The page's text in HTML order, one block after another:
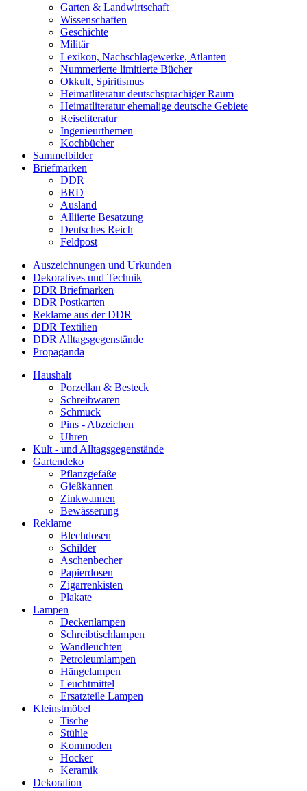
Garten & Landwirtschaft
Wissenschaften
Geschichte
Militär
Lexikon, Nachschlagewerke, Atlanten
Nummerierte limitierte Bücher
Okkult, Spiritismus
Heimatliteratur deutschsprachiger Raum
Heimatliteratur ehemalige deutsche Gebiete
Reiseliteratur
Ingenieurthemen
Kochbücher
Sammelbilder
Briefmarken
DDR
BRD
Ausland
Alliierte Besatzung
Deutsches Reich
Feldpost
Auszeichnungen und Urkunden
Dekoratives und Technik
DDR Briefmarken
DDR Postkarten
Reklame aus der DDR
DDR Textilien
DDR Alltagsgegenstände
Propaganda
Haushalt
Porzellan & Besteck
Schreibwaren
Schmuck
Pins - Abzeichen
Uhren
Kult - und Alltagsgegenstände
Gartendeko
Pflanzgefäße
Gießkannen
Zinkwannen
Bewässerung
Reklame
Blechdosen
Schilder
Aschenbecher
Papierdosen
Zigarrenkisten
Plakate
Lampen
Deckenlampen
Schreibtischlampen
Wandleuchten
Petroleumlampen
Hängelampen
Leuchtmittel
Ersatzteile Lampen
Kleinstmöbel
Tische
Stühle
Kommoden
Hocker
Keramik
Dekoration